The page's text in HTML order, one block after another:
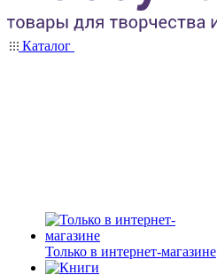
Каталог
Только в интернет-магазине